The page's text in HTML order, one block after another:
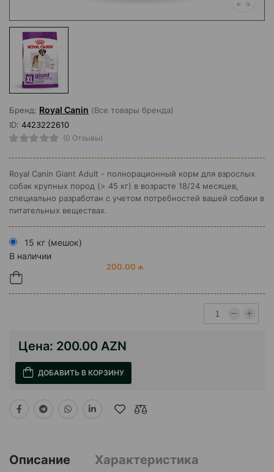
Бренд: Royal Canin (Все товары бренда)
ID: 4423222610
(0 Отзывы)
Royal Canin Giant Adult - полнорационный корм для взрослых
собак крупных пород (> 45 кг) в возрасте 18/24 месяцев,
специально разработан с учетом потребностей вашей собаки в
питательных веществах.
15 кг (мешок)
В наличии
200.00 ₼
Цена: 200.00 AZN
ДОБАВИТЬ В КОРЗИНУ
Описание
Характеристика